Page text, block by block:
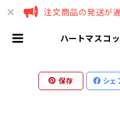
注文商品の発送が
ハートマスコ
保存 シェ